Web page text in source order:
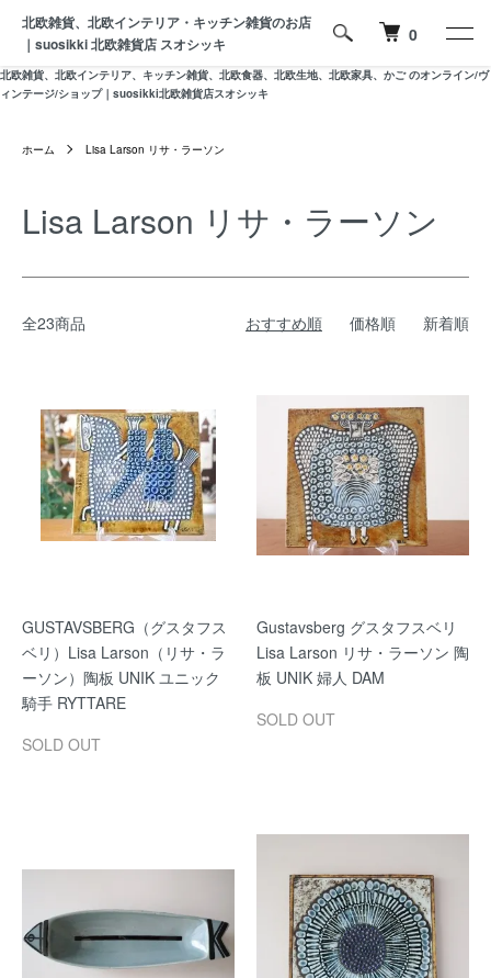
北欧雑貨、北欧インテリア、キッチン雑貨、北欧食器、北欧生地、北欧家具、かご のオンライン/ヴ
ィンテージ/ショップ｜suosikki北欧雑貨店スオシッキ
北欧雑貨、北欧インテリア・キッチン雑貨のお店
｜suosikki 北欧雑貨店 スオシッキ
0
ホーム Lisa Larson リサ・ラーソン
Lisa Larson リサ・ラーソン
全23商品 おすすめ順 価格順 新着順
GUSTAVSBERG（グスタフス
ベリ）Lisa Larson（リサ・ラ
ーソン）陶板 UNIK ユニック
騎手 RYTTARE
SOLD OUT
Gustavsberg グスタフスベリ
Lisa Larson リサ・ラーソン 陶
板 UNIK 婦人 DAM
SOLD OUT